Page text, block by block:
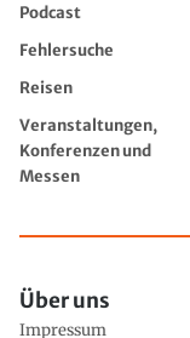
Podcast
Fehlersuche
Reisen
Veranstaltungen,
Konferenzen und
Messen
Über uns
Impressum